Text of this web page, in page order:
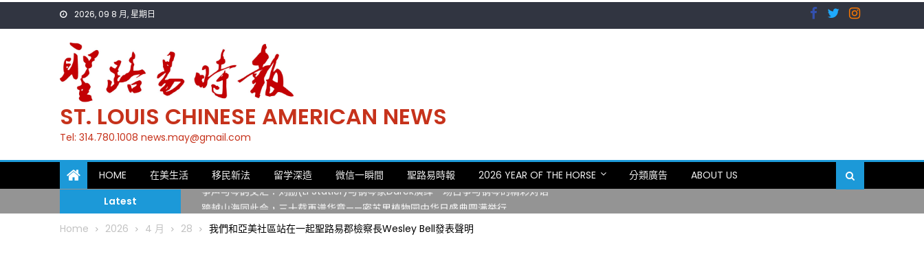
2026, 09 8 月, 星期日
ST. LOUIS CHINESE AMERICAN NEWS
Tel: 314.780.1008 news.may@gmail.com
HOME 在美生活 移民新法 留学深造 微信一瞬間 聖路易時報 2026 YEAR OF THE HORSE 分類廣告
ABOUT US
Latest
一晃三十年，初夏又相逢。中华日，等你来赴约 —— 密苏里植物园“中华日三十周年特别报道（五）
筝声与琴韵交汇：刘励(Li Statler)与钢琴家Darek演绎一场古筝与钢琴的精彩对话
跨越山海同此会，三十载再谱华章——密苏里植物园中华日盛典圆满举行
三十二载跨越时空的相逢
Home 2026 4 月 28 我們和亞美社區站在一起聖路易郡檢察長Wesley Bell發表聲明